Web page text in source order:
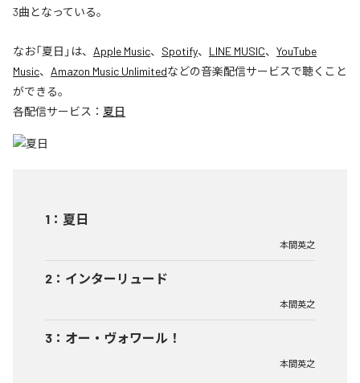
3曲となっている。
なお「夏日 」は、 Apple Music、 Spotify、 LINE MUSIC、 YouTube
Music、 Amazon Music Unlimitedなどの音楽配信サービスで聴くこと
ができる。
各配信サービス： 夏日
1 ： 夏日
本間英之
2 ： インターリュード
本間英之
3 ： オー・ヴォワール！
本間英之